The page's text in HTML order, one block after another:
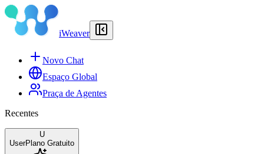
iWeaver
Novo Chat
Espaço Global
Praça de Agentes
Recentes
U
UserPlano Gratuito